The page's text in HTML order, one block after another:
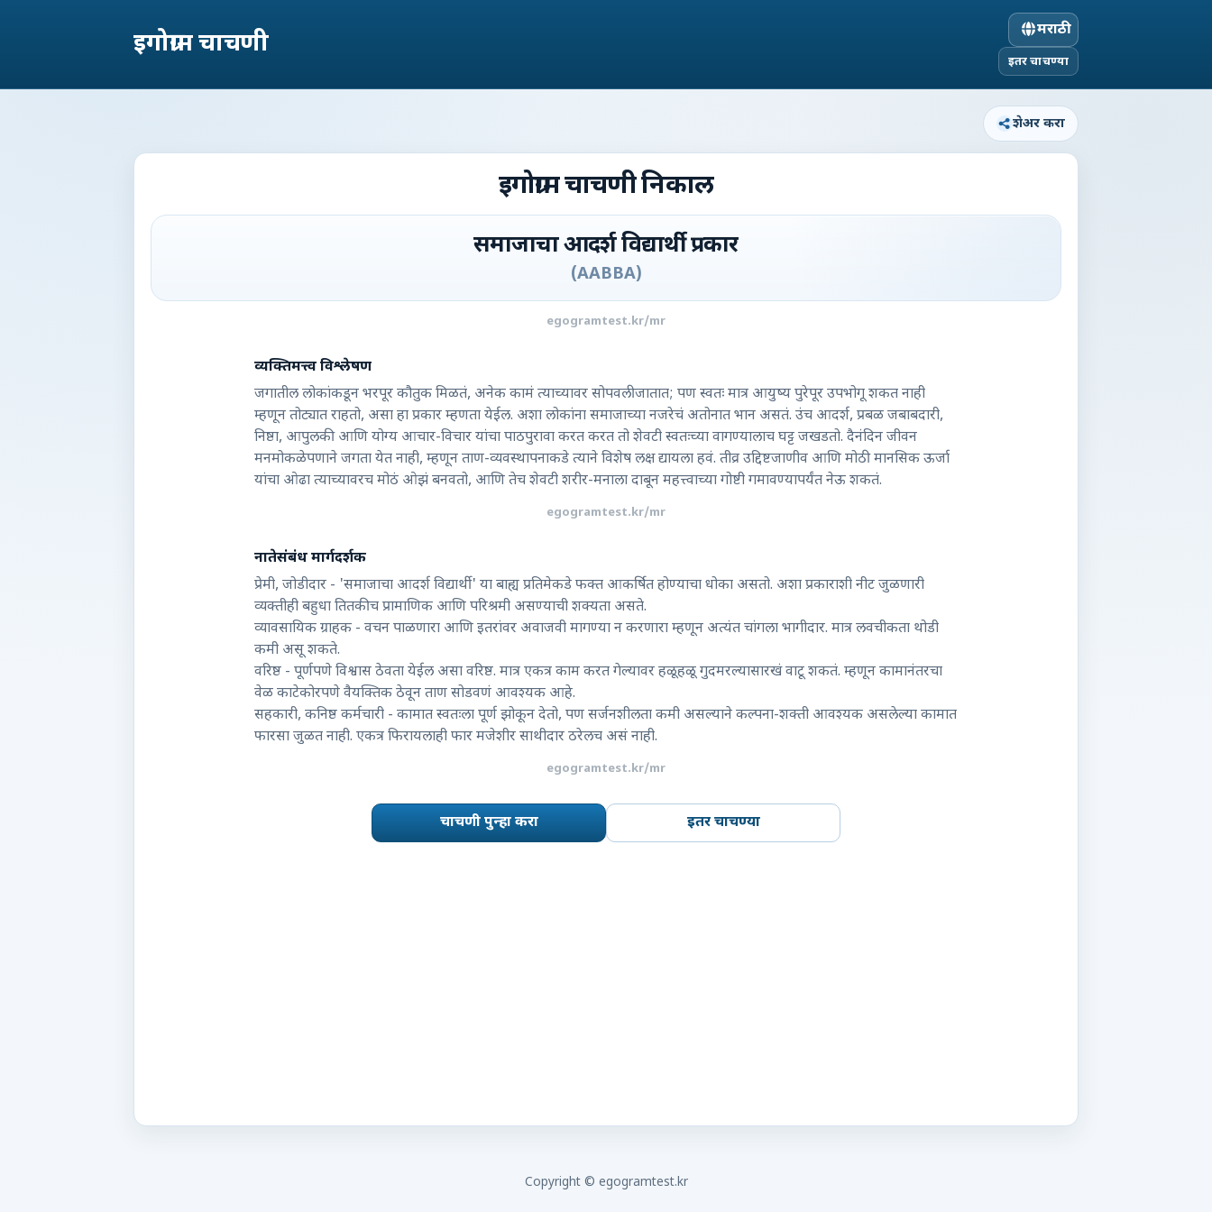
इगोग्राम चाचणी मराठी
इतर चाचण्या
शेअर करा
इगोग्राम चाचणी निकाल
समाजाचा आदर्श विद्यार्थी प्रकार
(AABBA)
egogramtest.kr/mr
व्यक्तिमत्त्व विश्लेषण
जगातील लोकांकडून भरपूर कौतुक मिळतं, अनेक कामं त्याच्यावर सोपवली जातात; पण स्वतः मात्र आयुष्य पुरेपूर उपभोगू शकत नाही
म्हणून तोट्यात राहतो, असा हा प्रकार म्हणता येईल. अशा लोकांना समाजाच्या नजरेचं अतोनात भान असतं. उंच आदर्श, प्रबळ जबाबदारी,
निष्ठा, आपुलकी आणि योग्य आचार-विचार यांचा पाठपुरावा करत करत तो शेवटी स्वतःच्या वागण्यालाच घट्ट जखडतो. दैनंदिन जीवन
मनमोकळेपणाने जगता येत नाही, म्हणून ताण-व्यवस्थापनाकडे त्याने विशेष लक्ष द्यायला हवं. तीव्र उद्दिष्टजाणीव आणि मोठी मानसिक ऊर्जा
यांचा ओढा त्याच्यावरच मोठं ओझं बनवतो, आणि तेच शेवटी शरीर-मनाला दाबून महत्त्वाच्या गोष्टी गमावण्यापर्यंत नेऊ शकतं.
egogramtest.kr/mr
नातेसंबंध मार्गदर्शक
प्रेमी, जोडीदार - 'समाजाचा आदर्श विद्यार्थी' या बाह्य प्रतिमेकडे फक्त आकर्षित होण्याचा धोका असतो. अशा प्रकाराशी नीट जुळणारी
व्यक्तीही बहुधा तितकीच प्रामाणिक आणि परिश्रमी असण्याची शक्यता असते.
व्यावसायिक ग्राहक - वचन पाळणारा आणि इतरांवर अवाजवी मागण्या न करणारा म्हणून अत्यंत चांगला भागीदार. मात्र लवचीकता थोडी
कमी असू शकते.
वरिष्ठ - पूर्णपणे विश्वास ठेवता येईल असा वरिष्ठ. मात्र एकत्र काम करत गेल्यावर हळूहळू गुदमरल्यासारखं वाटू शकतं. म्हणून कामानंतरचा
वेळ काटेकोरपणे वैयक्तिक ठेवून ताण सोडवणं आवश्यक आहे.
सहकारी, कनिष्ठ कर्मचारी - कामात स्वतःला पूर्ण झोकून देतो, पण सर्जनशीलता कमी असल्याने कल्पना-शक्ती आवश्यक असलेल्या कामात
फारसा जुळत नाही. एकत्र फिरायलाही फार मजेशीर साथीदार ठरेलच असं नाही.
egogramtest.kr/mr
चाचणी पुन्हा करा इतर चाचण्या
Copyright © egogramtest.kr